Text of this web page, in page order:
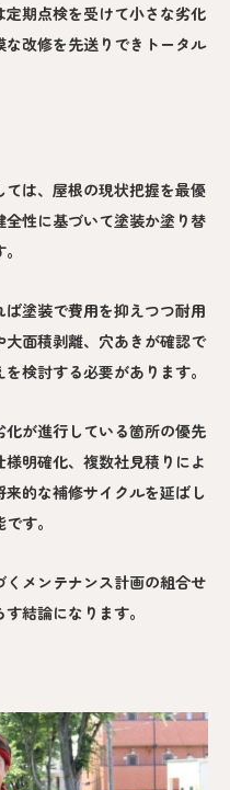
期点検を受けて小さな劣化
改修を先送りできトータル
は、屋根の現状把握を最優
性に基づいて塗装か塗り替
塗装で費用を抑えつつ耐用
面積剥離、穴あきが確認で
検討する必要があります。
が進行している箇所の優先
明確化、複数社見積りによ
的な補修サイクルを延ばし
す。
メンテナンス計画の組合せ
結論になります。